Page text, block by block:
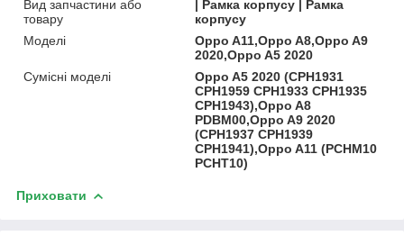
Вид запчастини або
товару
| Рамка корпусу | Рамка
корпусу
Моделі
Oppo A11,Oppo A8,Oppo A9
2020,Oppo A5 2020
Сумісні моделі
Oppo A5 2020 (CPH1931
CPH1959 CPH1933 CPH1935
CPH1943),Oppo A8
PDBM00,Oppo A9 2020
(CPH1937 CPH1939
CPH1941),Oppo A11 (PCHM10
PCHT10)
Приховати